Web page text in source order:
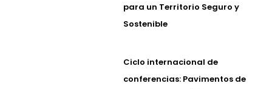
para un Territorio Seguro y
Sostenible
Ciclo internacional de
conferencias: Pavimentos de